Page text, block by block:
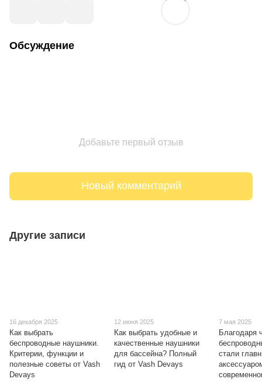
Обсуждение
Добавьте первый отзыв
Новый комментарий
Другие записи
16 декабря 2025
Как выбрать
беспроводные наушники.
Критерии, функции и
полезные советы от Vash
Devays
12 июня 2025
Как выбрать удобные и
качественные наушники
для бассейна? Полный
гид от Vash Devays
7 мая 2025
Благодаря
стали